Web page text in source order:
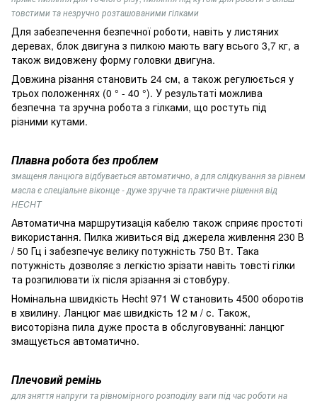
товстими та незручно розташованими гілками
Для забезпечення безпечної роботи, навіть у листяних
деревах, блок двигуна з пилкою мають вагу всього 3,7 кг, а
також видовжену форму головки двигуна.
Довжина різання становить 24 см, а також регулюється у
трьох положеннях (0 ° - 40 °). У результаті можлива
безпечна та зручна робота з гілками, що ростуть під
різними кутами.
Плавна робота без проблем
змащеня ланцюга відбувається автоматично, а для слідкування за рівнем
масла є спеціальне віконце - дуже зручне та практичне рішення від
HECHT
Автоматична маршрутизація кабелю також сприяє простоті
використання. Пилка живиться від джерела живлення 230 В
/ 50 Гц і забезпечує велику потужність 750 Вт. Така
потужність дозволяє з легкістю зрізати навіть товсті гілки
та розпилювати їх після зрізання зі стовбуру.
Номінальна швидкість Hecht 971 W становить 4500 оборотів
в хвилину. Ланцюг має швидкість 12 м / с. Також,
висоторізна пила дуже проста в обслуговуванні: ланцюг
змащується автоматично.
Плечовий ремінь
для зняття напруги та рівномірного розподілу ваги під час роботи на